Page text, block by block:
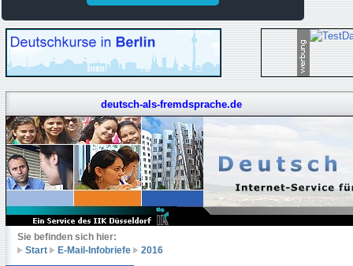
deutsch-als-fremdsprache.de
Sie befinden sich hier:
Start
E-Mail-Infobriefe 2016